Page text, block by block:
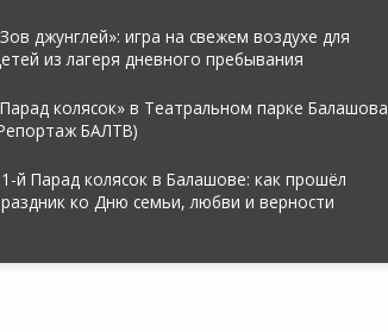
джунглей»: игра на свежем воздухе для
из лагеря дневного пребывания
колясок» в Театральном парке Балашова
БАЛТВ)
й Парад колясок в Балашове: как прошёл
ко Дню семьи, любви и верности